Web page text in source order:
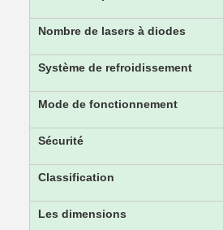
Nombre de lasers à diodes
Système de refroidissement
Mode de fonctionnement
Sécurité
Classification
Les dimensions